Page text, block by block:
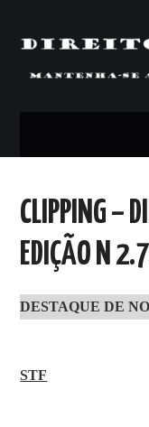
ARTIGOS,
DE VISTA
CLIPPING’S
CLIPPING –
EDIÇÃO N
DESTAQUE DE
STF